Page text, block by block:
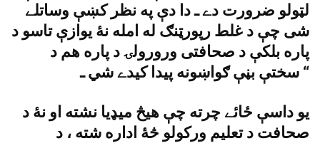
لټولو ضرورت دے ـ دا دې په نظر کښې وساتلے
شى چې د غلط رپورټنګ له امله نۀ يوازې تاسو د
پاره بلکې د صحافتى ورورولۍ د پاره هم د
سختې بڼې ګواښونه پيدا کيدے شي ـ “
يو داسې ځائے چرته چې هيڅ ميډيا نشته او نۀ د
صحافت د تعليم ورکولو څۀ اداره شته ، د